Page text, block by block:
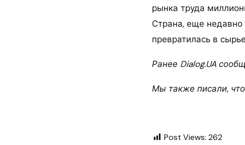
рынка труда
Страна, еще недавно
превратилась в
Ранее Dialog.UA
Мы также писали,
Post Views: 262